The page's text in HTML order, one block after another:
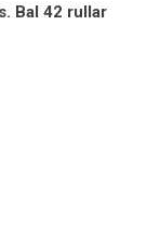
Bal 42 rullar